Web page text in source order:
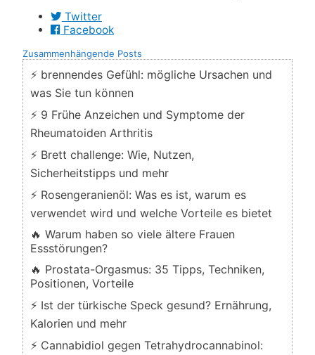
Twitter
Facebook
Zusammenhängende Posts
⚡ brennendes Gefühl: mögliche Ursachen und
was Sie tun können
⚡ 9 Frühe Anzeichen und Symptome der
Rheumatoiden Arthritis
⚡ Brett challenge: Wie, Nutzen,
Sicherheitstipps und mehr
⚡ Rosengeranienöl: Was es ist, warum es
verwendet wird und welche Vorteile es bietet
🔥 Warum haben so viele ältere Frauen
Essstörungen?
🔥 Prostata-Orgasmus: 35 Tipps, Techniken,
Positionen, Vorteile
⚡ Ist der türkische Speck gesund? Ernährung,
Kalorien und mehr
⚡ Cannabidiol gegen Tetrahydrocannabinol: